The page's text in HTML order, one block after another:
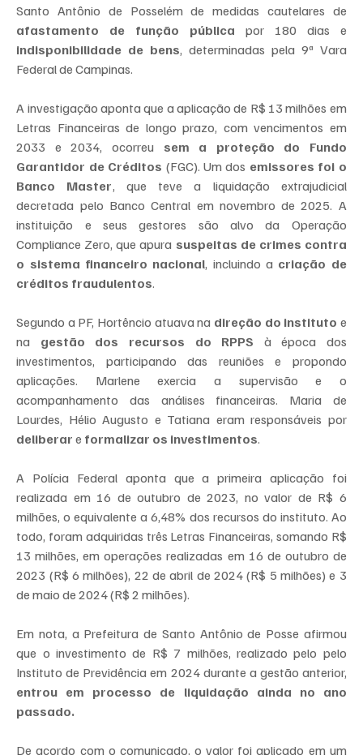
afastamento de função pública
indisponibilidade de bens, determinadas pela 9ª Vara
Federal de Campinas.
A investigação aponta que a aplicação de R$ 13 milhões em
Letras Financeiras de longo prazo, com vencimentos em
2033 e 2034, ocorreu sem a proteção do Fundo
Garantidor de Créditos (FGC). Um dos emissores foi o
Banco Master, que teve a liquidação extrajudicial
decretada pelo Banco Central em novembro de 2025. A
instituição e seus gestores são alvo da Operação
Compliance Zero, que apura suspeitas de crimes contra
o sistema financeiro nacional, incluindo a criação de
créditos fraudulentos.
Segundo a PF, Hortêncio atuava na direção do instituto e
na gestão dos recursos do RPPS à época dos
investimentos, participando das reuniões e propondo
aplicações. Marlene exercia a supervisão e o
acompanhamento das análises financeiras. Maria de
Lourdes, Hélio Augusto e Tatiana eram responsáveis por
deliberar e formalizar os investimentos.
A Polícia Federal aponta que a primeira aplicação foi
realizada em 16 de outubro de 2023, no valor de R$ 6
milhões, o equivalente a 6,48% dos recursos do instituto. Ao
todo, foram adquiridas três Letras Financeiras, somando R$
13 milhões, em operações realizadas em 16 de outubro de
2023 (R$ 6 milhões), 22 de abril de 2024 (R$ 5 milhões) e 3
de maio de 2024 (R$ 2 milhões).
Em nota, a Prefeitura de Santo Antônio de Posse afirmou
que o investimento de R$ 7 milhões, realizado pelo pelo
entrou em processo de liquidação ainda no ano
passado.
De acordo com o comunicado, o valor foi aplicado em um